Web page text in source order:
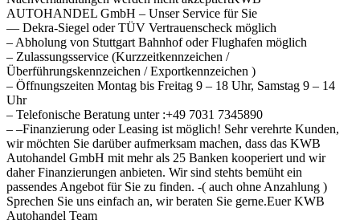
AUTOHANDEL GmbH – Unser Service für Sie
— Dekra-Siegel oder TÜV Vertrauenscheck möglich
– Abholung von Stuttgart Bahnhof oder Flughafen möglich
– Zulassungsservice (Kurzzeitkennzeichen /
Überführungskennzeichen / Exportkennzeichen )
– Öffnungszeiten Montag bis Freitag 9 – 18 Uhr, Samstag 9 – 14
Uhr
– Telefonische Beratung unter :+49 7031 7345890
– –Finanzierung oder Leasing ist möglich! Sehr verehrte Kunden,
wir möchten Sie darüber aufmerksam machen, dass das KWB
Autohandel GmbH mit mehr als 25 Banken kooperiert und wir
daher Finanzierungen anbieten. Wir sind stehts bemüht ein
passendes Angebot für Sie zu finden. -( auch ohne Anzahlung )
Sprechen Sie uns einfach an, wir beraten Sie gerne.Euer KWB
Autohandel Team